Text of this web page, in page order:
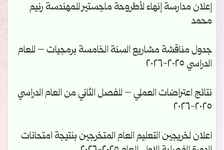
إعلان مدارسة إنهاء لأطروحة ماجستير للمهندسة رنيم
محمد
جدول مناقشة مشاريع السنة الخامسة برمجيات – للعام
الدراسي ٢٠٢٥-٢٠٢٦
نتائج اعتراضات العملي – للفصل الثاني من العام الدراسي
٢٠٢٥-٢٠٢٦
اعلان لخريجين التعليم العام المتخرجين بنتيجة امتحانات